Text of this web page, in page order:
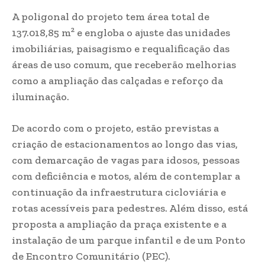
A poligonal do projeto tem área total de
137.018,85 m² e engloba o ajuste das unidades
imobiliárias, paisagismo e requalificação das
áreas de uso comum, que receberão melhorias
como a ampliação das calçadas e reforço da
iluminação.
De acordo com o projeto, estão previstas a
criação de estacionamentos ao longo das vias,
com demarcação de vagas para idosos, pessoas
com deficiência e motos, além de contemplar a
continuação da infraestrutura cicloviária e
rotas acessíveis para pedestres. Além disso, está
proposta a ampliação da praça existente e a
instalação de um parque infantil e de um Ponto
de Encontro Comunitário (PEC).